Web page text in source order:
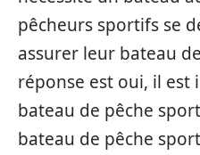
pêcheurs sportifs se
assurer leur bateau
réponse est oui, il est
bateau de pêche
bateau de pêche